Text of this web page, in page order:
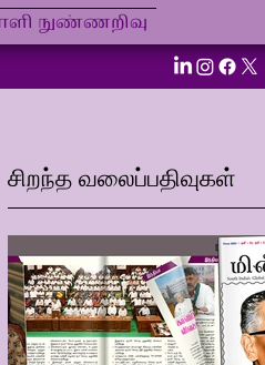
நுண்ணறிவு
சிறந்த வலைப்பதிவுகள்